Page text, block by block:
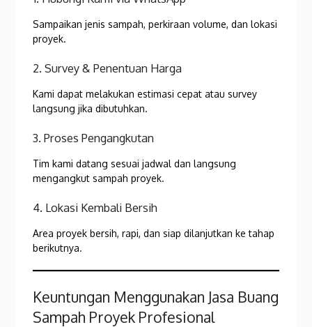
Sampaikan jenis sampah, perkiraan volume, dan lokasi
proyek.
2. Survey & Penentuan Harga
Kami dapat melakukan estimasi cepat atau survey
langsung jika dibutuhkan.
3. Proses Pengangkutan
Tim kami datang sesuai jadwal dan langsung
mengangkut sampah proyek.
4. Lokasi Kembali Bersih
Area proyek bersih, rapi, dan siap dilanjutkan ke tahap
berikutnya.
Keuntungan Menggunakan Jasa Buang
Sampah Proyek Profesional